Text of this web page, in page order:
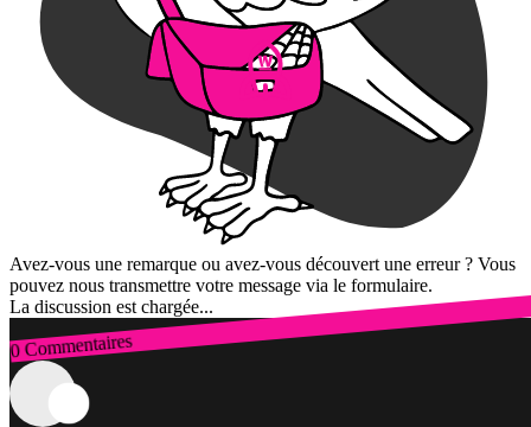
Avez-vous une remarque ou avez-vous découvert une erreur ? Vous
pouvez nous transmettre votre message via le formulaire.
La discussion est chargée...
0 Commentaires
Connexion